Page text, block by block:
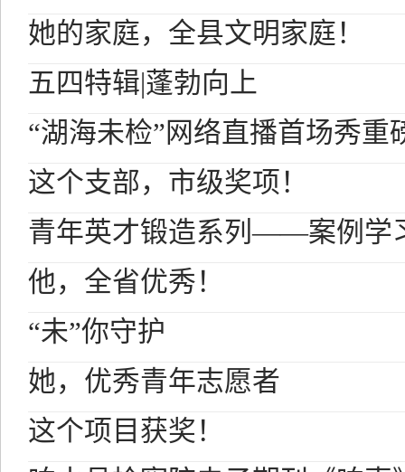
她的家庭，全县文明家庭！
五四特辑|蓬勃向上
“湖海未检”网络直播首场秀重
这个支部，市级奖项！
青年英才锻造系列——案例学
他，全省优秀！
“未”你守护
她，优秀青年志愿者
这个项目获奖！